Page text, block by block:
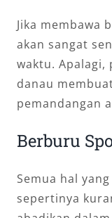
Jika membawa
akan sangat
waktu. Apalagi,
danau
pemandangan
Berburu
Semua hal
sepertinya